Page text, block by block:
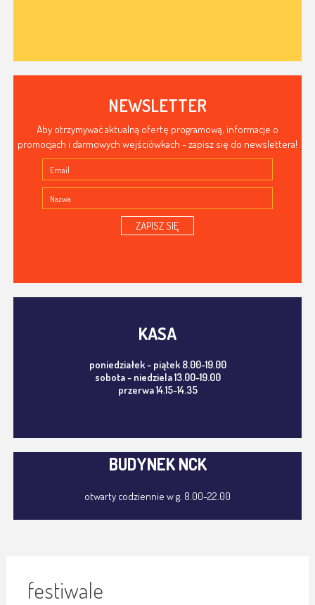
NEWSLETTER
Aby otrzymywać aktualną ofertę programową, informacje o
promocjach i darmowych wejściówkach - zapisz się do newslettera!
ZAPISZ SIĘ
KASA
poniedziałek - piątek 8.00-19.00
sobota - niedziela 13.00-19.00
przerwa 14.15-14.35
BUDYNEK NCK
otwarty codziennie w g. 8.00-22.00
festiwale